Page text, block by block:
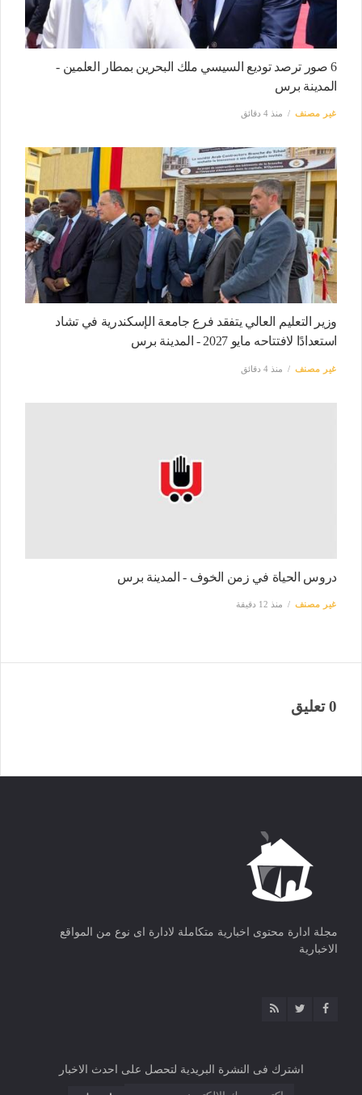
6 صور ترصد توديع السيسي ملك البحرين بمطار العلمين -
المدينة برس
غير مصنف منذ 4 دقائق
وزير التعليم العالي يتفقد فرع جامعة الإسكندرية في تشاد
استعدادًا لافتتاحه مايو 2027 - المدينة برس
غير مصنف منذ 4 دقائق
دروس الحياة في زمن الخوف - المدينة برس
غير مصنف منذ 12 دقيقة
0 تعليق
مجلة ادارة محتوى اخبارية متكاملة لادارة اى نوع من المواقع
الاخبارية
اشترك فى النشرة البريدية لتحصل على احدث الاخبار